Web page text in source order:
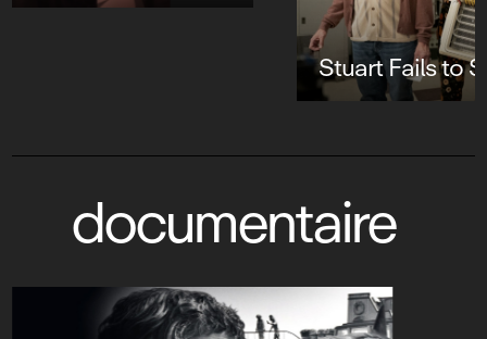
Stuart Fails to Save the Universe
documentaire